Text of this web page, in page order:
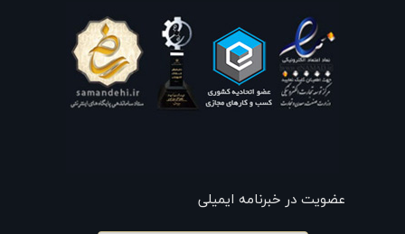
عضویت در خبرنامه ایمیلی